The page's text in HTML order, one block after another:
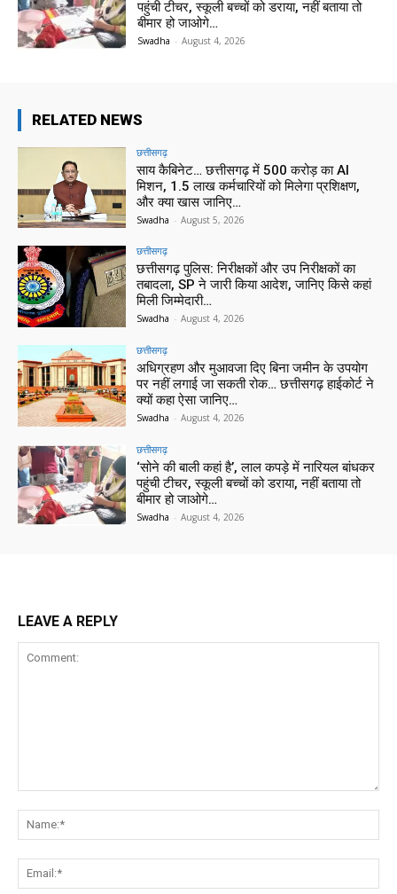
पहुंची टीचर, स्कूली बच्चों को डराया, नहीं बताया तो
बीमार हो जाओगे…
Swadha - August 4, 2026
RELATED NEWS
छत्तीसगढ़
साय कैबिनेट… छत्तीसगढ़ में 500 करोड़ का AI
मिशन, 1.5 लाख कर्मचारियों को मिलेगा प्रशिक्षण,
और क्या खास जानिए…
Swadha - August 5, 2026
छत्तीसगढ़
छत्तीसगढ़ पुलिस: निरीक्षकों और उप निरीक्षकों का
तबादला, SP ने जारी किया आदेश, जानिए किसे कहां
मिली जिम्मेदारी…
Swadha - August 4, 2026
छत्तीसगढ़
अधिग्रहण और मुआवजा दिए बिना जमीन के उपयोग
पर नहीं लगाई जा सकती रोक… छत्तीसगढ़ हाईकोर्ट ने
क्यों कहा ऐसा जानिए…
Swadha - August 4, 2026
छत्तीसगढ़
‘सोने की बाली कहां है’, लाल कपड़े में नारियल बांधकर
पहुंची टीचर, स्कूली बच्चों को डराया, नहीं बताया तो
बीमार हो जाओगे…
Swadha - August 4, 2026
LEAVE A REPLY